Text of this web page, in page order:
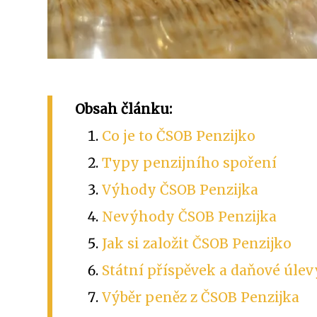
Obsah článku:
Co je to ČSOB Penzijko
Typy penzijního spoření
Výhody ČSOB Penzijka
Nevýhody ČSOB Penzijka
Jak si založit ČSOB Penzijko
Státní příspěvek a daňové
Výběr peněz z ČSOB Penzijka